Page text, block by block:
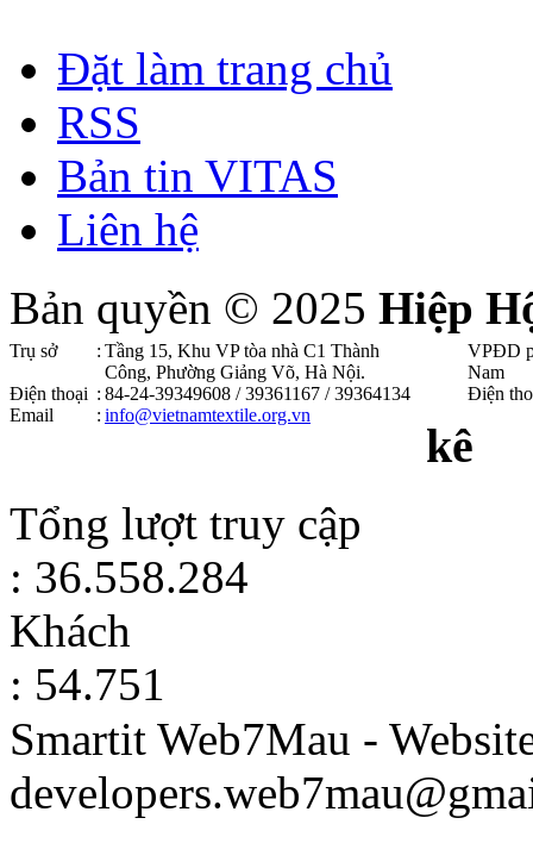
Đặt làm trang chủ
RSS
Bản tin VITAS
Liên hệ
Bản quyền © 2025 Hiệp
Trụ sở : Tầng 15, Khu VP tòa nhà C1 Thành
Công, Phường Giảng Võ, Hà Nội .
Điện thoại : 84-24-39349608 / 39361167 / 39364134
Email
: info@vietnamtextile.org.vn
VPĐD
Nam
Điện
kê
Tổng lượt truy cập
: 36.558.284
Khách
: 54.751
Smartit Web7Mau -